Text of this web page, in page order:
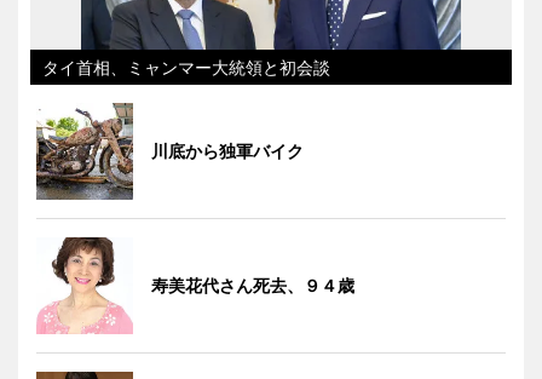
タイ首相、ミャンマー大統領と初会談
川底から独軍バイク
寿美花代さん死去、９４歳